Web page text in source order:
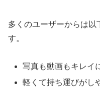
多くのユーザーからは以
す。
写真も動画もキレイ
軽くて持ち運びがし